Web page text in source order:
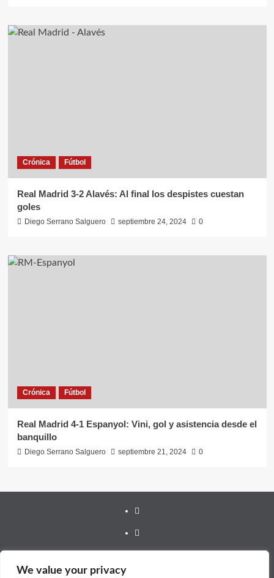
We value your privacy
Crónica Fútbol
Real Madrid 3-2 Alavés: Al final los despistes cuestan
goles
Diego Serrano Salguero septiembre 24, 2024 0
Crónica Fútbol
Real Madrid 4-1 Espanyol: Vini, gol y asistencia desde el
banquillo
Diego Serrano Salguero septiembre 21, 2024 0
Youtube
Vimeo